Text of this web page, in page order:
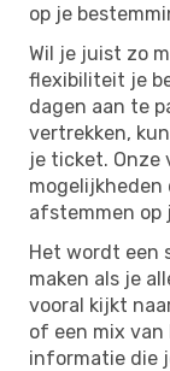
op je
Wil je juist zo
flexibiliteit je
dagen aan te
vertrekken,
je ticket. Onze
afstemmen op
Het wordt een
maken als je
vooral kijkt
of een mix van
informatie die